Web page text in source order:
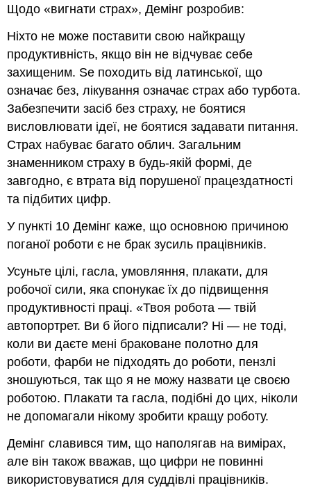
Щодо «вигнати страх», Демінг розробив:
Ніхто не може поставити свою найкращу
продуктивність, якщо він не відчуває себе
захищеним. Se походить від латинської, що
означає без, лікування означає страх або турбота.
Забезпечити засіб без страху, не боятися
висловлювати ідеї, не боятися задавати питання.
Страх набуває багато облич. Загальним
знаменником страху в будь-якій формі, де
завгодно, є втрата від порушеної працездатності
та підбитих цифр.
У пункті 10 Демінг каже, що основною причиною
поганої роботи є не брак зусиль працівників.
Усуньте цілі, гасла, умовляння, плакати, для
робочої сили, яка спонукає їх до підвищення
продуктивності праці. «Твоя робота — твій
автопортрет. Ви б його підписали? Ні — не тоді,
коли ви даєте мені браковане полотно для
роботи, фарби не підходять до роботи, пензлі
зношуються, так що я не можу назвати це своєю
роботою. Плакати та гасла, подібні до цих, ніколи
не допомагали нікому зробити кращу роботу.
Демінг славився тим, що наполягав на вимірах,
але він також вважав, що цифри не повинні
використовуватися для суддівлі працівників.